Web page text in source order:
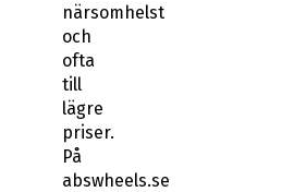
närsomhelst
och
ofta
till
lägre
priser.
På
abswheels.se